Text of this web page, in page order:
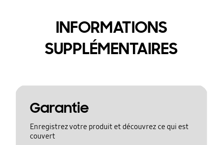
INFORMATIONS
SUPPLÉMENTAIRES
Garantie
Enregistrez votre produit et découvrez ce qui est
couvert